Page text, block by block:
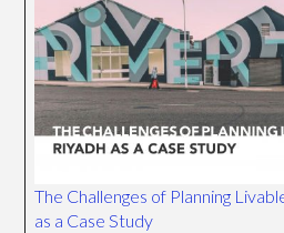
The Challenges of Planning
as a Case Study